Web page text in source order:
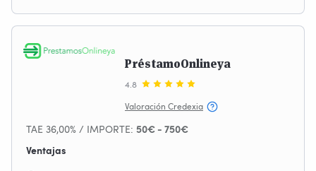
PréstamoOnlineya
4.8
Valoración Credexia
TAE 36,00% / IMPORTE: 50€ - 750€
Ventajas